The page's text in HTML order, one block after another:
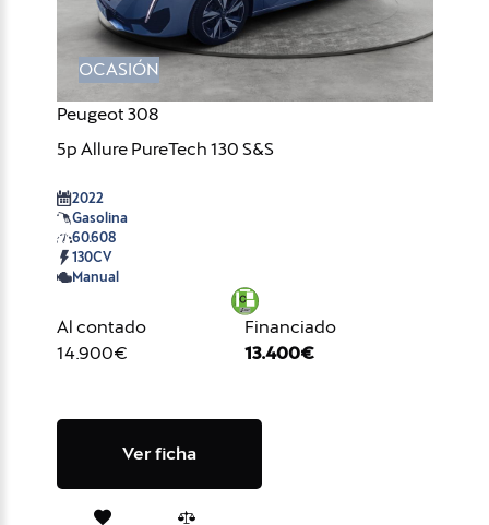
OCASIÓN
Peugeot 308
5p Allure PureTech 130 S&S
2022
Gasolina
60.608
130CV
Manual
Al contado
14.900€
Financiado
13.400€
Ver ficha